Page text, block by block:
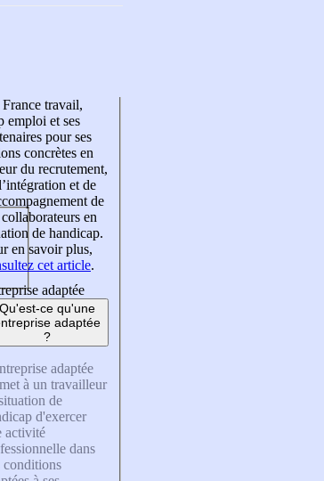
France travail,
emploi et ses
pour ses
concrètes en
du recrutement,
et de
de
collaborateurs en
de handicap.
en savoir plus,
cet article.
adaptée
Qu'est-ce qu'une
adaptée
?
adaptée
à un travailleur
de
d'exercer
activité
dans
conditions